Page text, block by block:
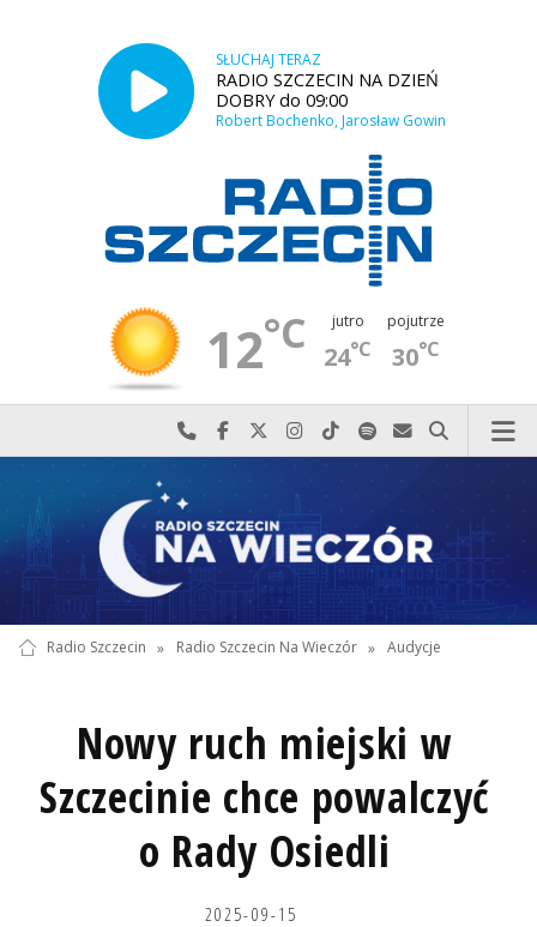
SŁUCHAJ TERAZ
RADIO SZCZECIN NA DZIEŃ
DOBRY do 09:00
Robert Bochenko, Jarosław Gowin
12°C jutro
24°C
pojutrze
30°C
Najlepiej po prostu do nas zadzwoń
Odwiedź nas na Facebook-u
Odwiedź nas na X
Odwiedź nas na Instagram-ie
Odwiedź nas na TikTok-u
Szukaj nas na Spotify
Wyślij do nas
Szukaj
Radio Szczecin » Radio Szczecin Na Wieczór » Audycje
Nowy ruch miejski w
Szczecinie chce powalczyć
o Rady Osiedli
2025-09-15